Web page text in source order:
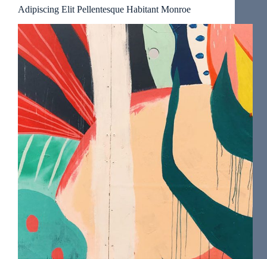
Adipiscing Elit Pellentesque Habitant Monroe